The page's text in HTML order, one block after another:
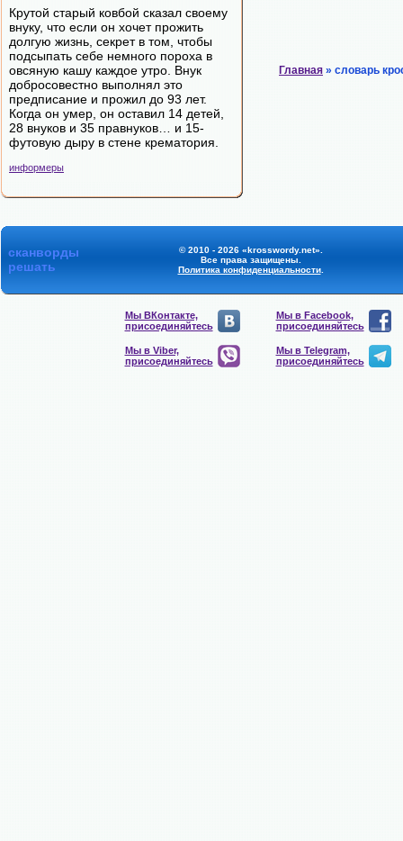
Крутой старый ковбой сказал своему
внуку, что если он хочет прожить
долгую жизнь, секрет в том, чтобы
подсыпать себе немного пороха в
овсяную кашу каждое утро. Внук
добросовестно выполнял это
предписание и прожил до 93 лет.
Когда он умер, он оставил 14 детей,
28 внуков и 35 правнуков… и 15-
футовую дыру в стене крематория.
информеры
Главная » словарь
сканворды
решать
© 2010 - 2026 «krosswordy.net».
Все права защищены.
Политика конфиденциальности.
Мы ВКонтакте,
присоединяйтесь
Мы в Facebook,
присоединяйтесь
Мы в Viber,
присоединяйтесь
Мы в Telegram,
присоединяйтесь